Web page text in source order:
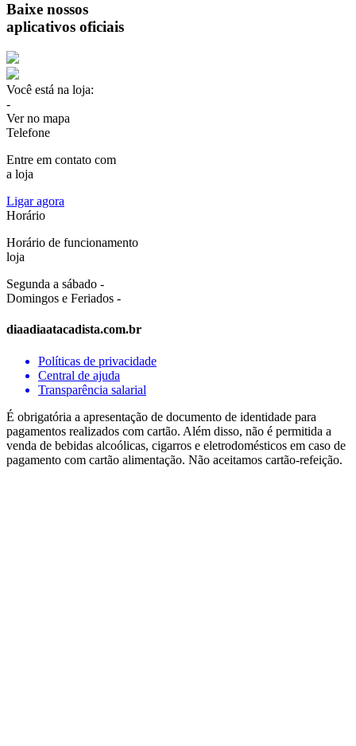
Baixe nossos
aplicativos oficiais
Você está na loja:
-
Ver no mapa
Telefone
Entre em contato com
a loja
Ligar agora
Horário
Horário de funcionamento
loja
Segunda a sábado -
Domingos e Feriados -
diaadiaatacadista.com.br
Políticas de privacidade
Central de ajuda
Transparência salarial
É obrigatória a apresentação de documento de identidade para
pagamentos realizados com cartão. Além disso, não é permitida a
venda de bebidas alcoólicas, cigarros e eletrodomésticos em caso de
pagamento com cartão alimentação. Não aceitamos cartão-refeição.